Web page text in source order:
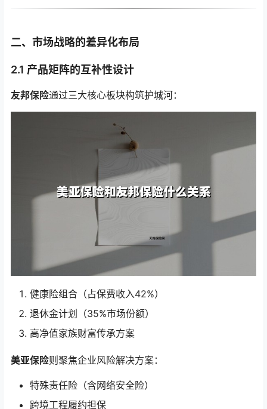
二、市场战略的差异化布局
2.1 产品矩阵的互补性设计
友邦保险通过三大核心板块构筑护城河：
健康险组合（占保费收入42%）
退休金计划（35%市场份额）
高净值家族财富传承方案
美亚保险则聚焦企业风险解决方案：
特殊责任险（含网络安全险）
跨境工程履约担保